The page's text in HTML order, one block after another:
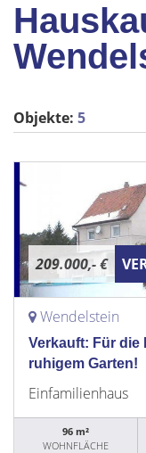
Objekte: 5
209.000,- €
Wendelstein
Verkauft: Für die
ruhigem Garten!
Einfamilienhaus
96 m²
WOHNFLÄCHE